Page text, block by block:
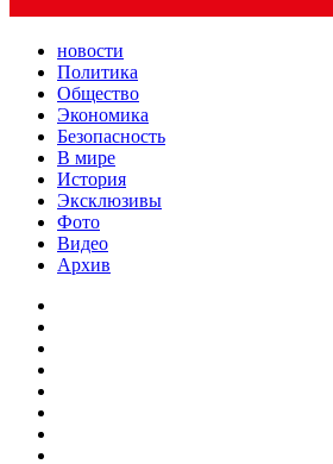
новости
Политика
Общество
Экономика
Безопасность
В мире
История
Эксклюзивы
Фото
Видео
Архив